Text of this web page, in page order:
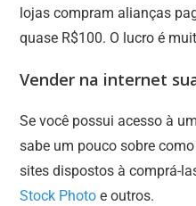
lojas compram alianças
quase R$100. O lucro é
Vender na internet
Se você possui acesso à
sabe um pouco sobre
sites dispostos à comprá-
Stock Photo e outros.